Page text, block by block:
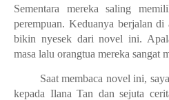
Sementara mereka saling
perempuan. Keduanya berjalan
bikin nyesek dari novel ini.
masa lalu orangtua mereka sangat
Saat membaca novel ini,
kepada Ilana Tan dan sejuta